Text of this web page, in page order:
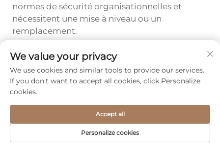
normes de sécurité organisationnelles et
nécessitent une mise à niveau ou un
remplacement.
Précédent :
Suivant :
We value your privacy
We use cookies and similar tools to provide our services.
If you don't want to accept all cookies, click Personalize
cookies.
Personalize cookies
Accept all